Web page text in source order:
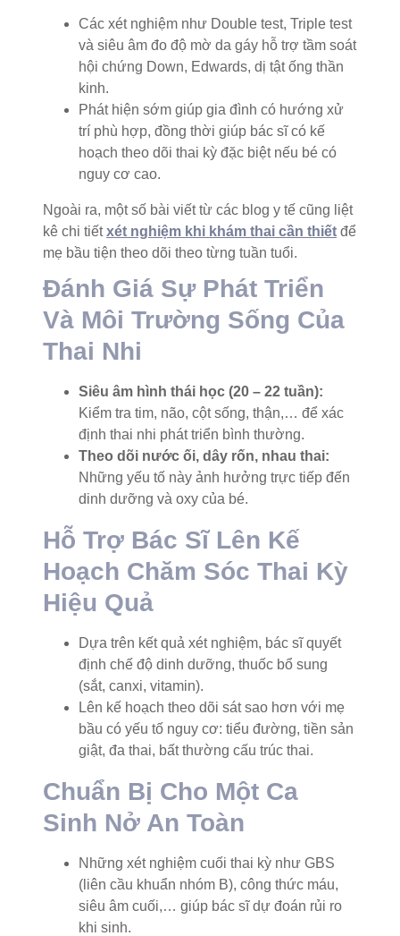
Các xét nghiệm như Double test, Triple test
và siêu âm đo độ mờ da gáy hỗ trợ tầm soát
hội chứng Down, Edwards, dị tật ống thần
kinh.
Phát hiện sớm giúp gia đình có hướng xử
trí phù hợp, đồng thời giúp bác sĩ có kế
hoạch theo dõi thai kỳ đặc biệt nếu bé có
nguy cơ cao.
Ngoài ra, một số bài viết từ các blog y tế cũng liệt
kê chi tiếtxét nghiệm khi khám thai cần thiết để
mẹ bầu tiện theo dõi theo từng tuần tuổi.
Đánh Giá Sự Phát Triển
Và Môi Trường Sống Của
Thai Nhi
Siêu âm hình thái học (20 – 22 tuần):
Kiểm tra tim, não, cột sống, thận,… để xác
định thai nhi phát triển bình thường.
Theo dõi nước ối, dây rốn, nhau thai:
Những yếu tố này ảnh hưởng trực tiếp đến
dinh dưỡng và oxy của bé.
Hỗ Trợ Bác Sĩ Lên Kế
Hoạch Chăm Sóc Thai Kỳ
Hiệu Quả
Dựa trên kết quả xét nghiệm, bác sĩ quyết
định chế độ dinh dưỡng, thuốc bổ sung
(sắt, canxi, vitamin).
Lên kế hoạch theo dõi sát sao hơn với mẹ
bầu có yếu tố nguy cơ: tiểu đường, tiền sản
giật, đa thai, bất thường cấu trúc thai.
Chuẩn Bị Cho Một Ca
Sinh Nở An Toàn
Những xét nghiệm cuối thai kỳ như GBS
(liên cầu khuẩn nhóm B), công thức máu,
siêu âm cuối,… giúp bác sĩ dự đoán rủi ro
khi sinh.